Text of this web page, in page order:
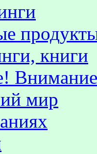
книги
мир